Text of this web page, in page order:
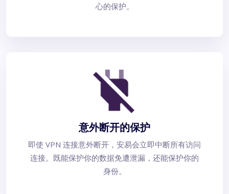
心的保护。
意外断开的保护
即使 VPN 连接意外断开，安易会立即中断所有访问
连接。既能保护你的数据免遭泄漏，还能保护你的
身份。